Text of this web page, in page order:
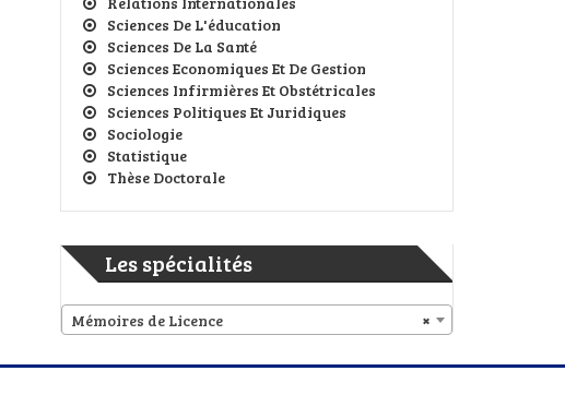
Sciences De L'éducation
Sciences De La Santé
Sciences Economiques Et De Gestion
Sciences Infirmières Et Obstétricales
Sciences Politiques Et Juridiques
Sociologie
Statistique
Thèse Doctorale
Les spécialités
×
Mémoires de Licence